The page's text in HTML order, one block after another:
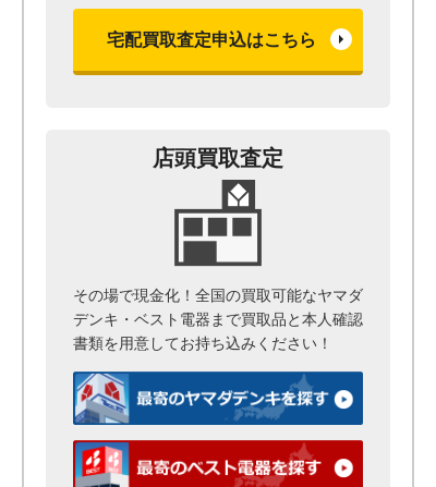
宅配買取査定申込はこちら
店頭買取査定
その場で現金化！全国の買取可能なヤマダ
デンキ・ベスト電器まで買取品と本人確認
書類を用意してお持ち込みください！